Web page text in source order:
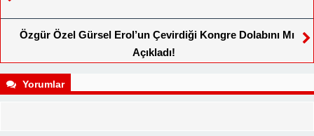
Özgür Özel Gürsel Erol’un Çevirdiği Kongre Dolabını Mı
Açıkladı!
Yorumlar